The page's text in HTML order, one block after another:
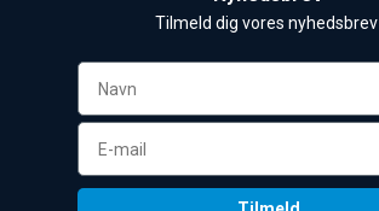
Tilmeld dig vores nyhedsbrev